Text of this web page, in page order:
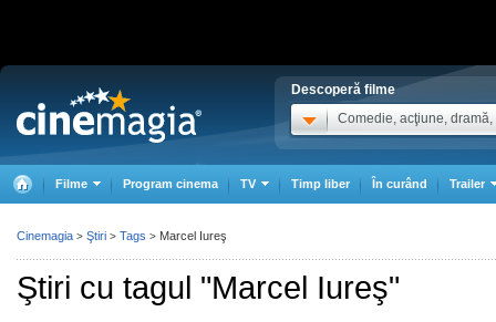
Descoperă filme
Comedie, acţiune, dramă,
Filme Program cinema TV Timp liber În curând Trailer
Ştiri cu tagul "Marcel Iureş"
Cinemagia > Ştiri > Tags > Marcel Iureş